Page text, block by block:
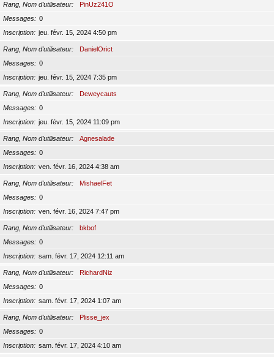
Rang, Nom d’utilisateur
PinUz241O
Messages
0
Inscription
jeu. févr. 15, 2024 4:50 pm
Rang, Nom d’utilisateur
DanielOrict
Messages
0
Inscription
jeu. févr. 15, 2024 7:35 pm
Rang, Nom d’utilisateur
Deweycauts
Messages
0
Inscription
jeu. févr. 15, 2024 11:09 pm
Rang, Nom d’utilisateur
Agnesalade
Messages
0
Inscription
ven. févr. 16, 2024 4:38 am
Rang, Nom d’utilisateur
MishaelFet
Messages
0
Inscription
ven. févr. 16, 2024 7:47 pm
Rang, Nom d’utilisateur
bkbof
Messages
0
Inscription
sam. févr. 17, 2024 12:11 am
Rang, Nom d’utilisateur
RichardNiz
Messages
0
Inscription
sam. févr. 17, 2024 1:07 am
Rang, Nom d’utilisateur
Plisse_jex
Messages
0
Inscription
sam. févr. 17, 2024 4:10 am